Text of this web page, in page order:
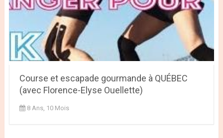
Course et escapade gourmande à QUÉBEC
(avec Florence-Elyse Ouellette)
8 Ans, 10 Mois